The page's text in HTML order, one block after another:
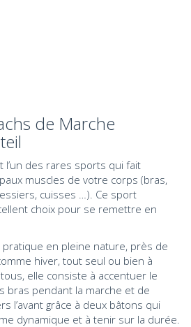
de Marche
l’un des rares sports qui fait
muscles de votre corps (bras,
cuisses …). Ce sport
choix pour se remettre en
en pleine nature, près de
hiver, tout seul ou bien à
elle consiste à accentuer le
bras pendant la marche et de
l’avant grâce à deux bâtons qui
dynamique et à tenir sur la durée.